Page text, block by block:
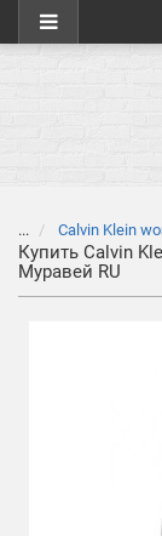
... Calvin Klein
Купить Calvin
Муравей RU